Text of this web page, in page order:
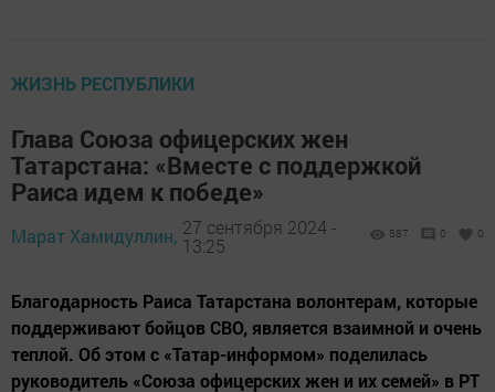
ЖИЗНЬ РЕСПУБЛИКИ
Глава Союза офицерских жен
Татарстана: «Вместе с поддержкой
Раиса идем к победе»
Марат Хамидуллин, 27 сентября 2024 -
13:25
587 0 0
Благодарность Раиса Татарстана волонтерам, которые
поддерживают бойцов СВО, является взаимной и очень
теплой. Об этом с «Татар-информом» поделилась
руководитель «Союза офицерских жен и их семей» в РТ